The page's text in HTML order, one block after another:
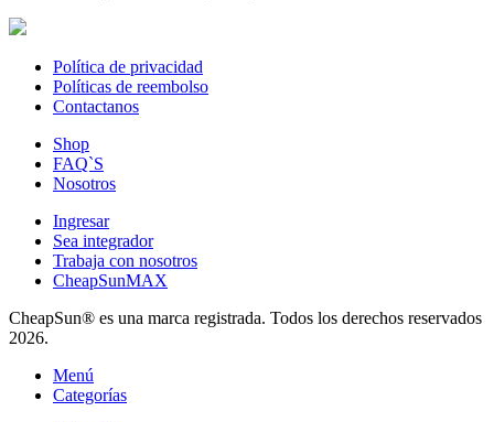
Política de privacidad
Políticas de reembolso
Contactanos
Shop
FAQ`S
Nosotros
Ingresar
Sea integrador
Trabaja con nosotros
CheapSunMAX
CheapSun® es una marca registrada. Todos los derechos reservados
2026.
Menú
Categorías